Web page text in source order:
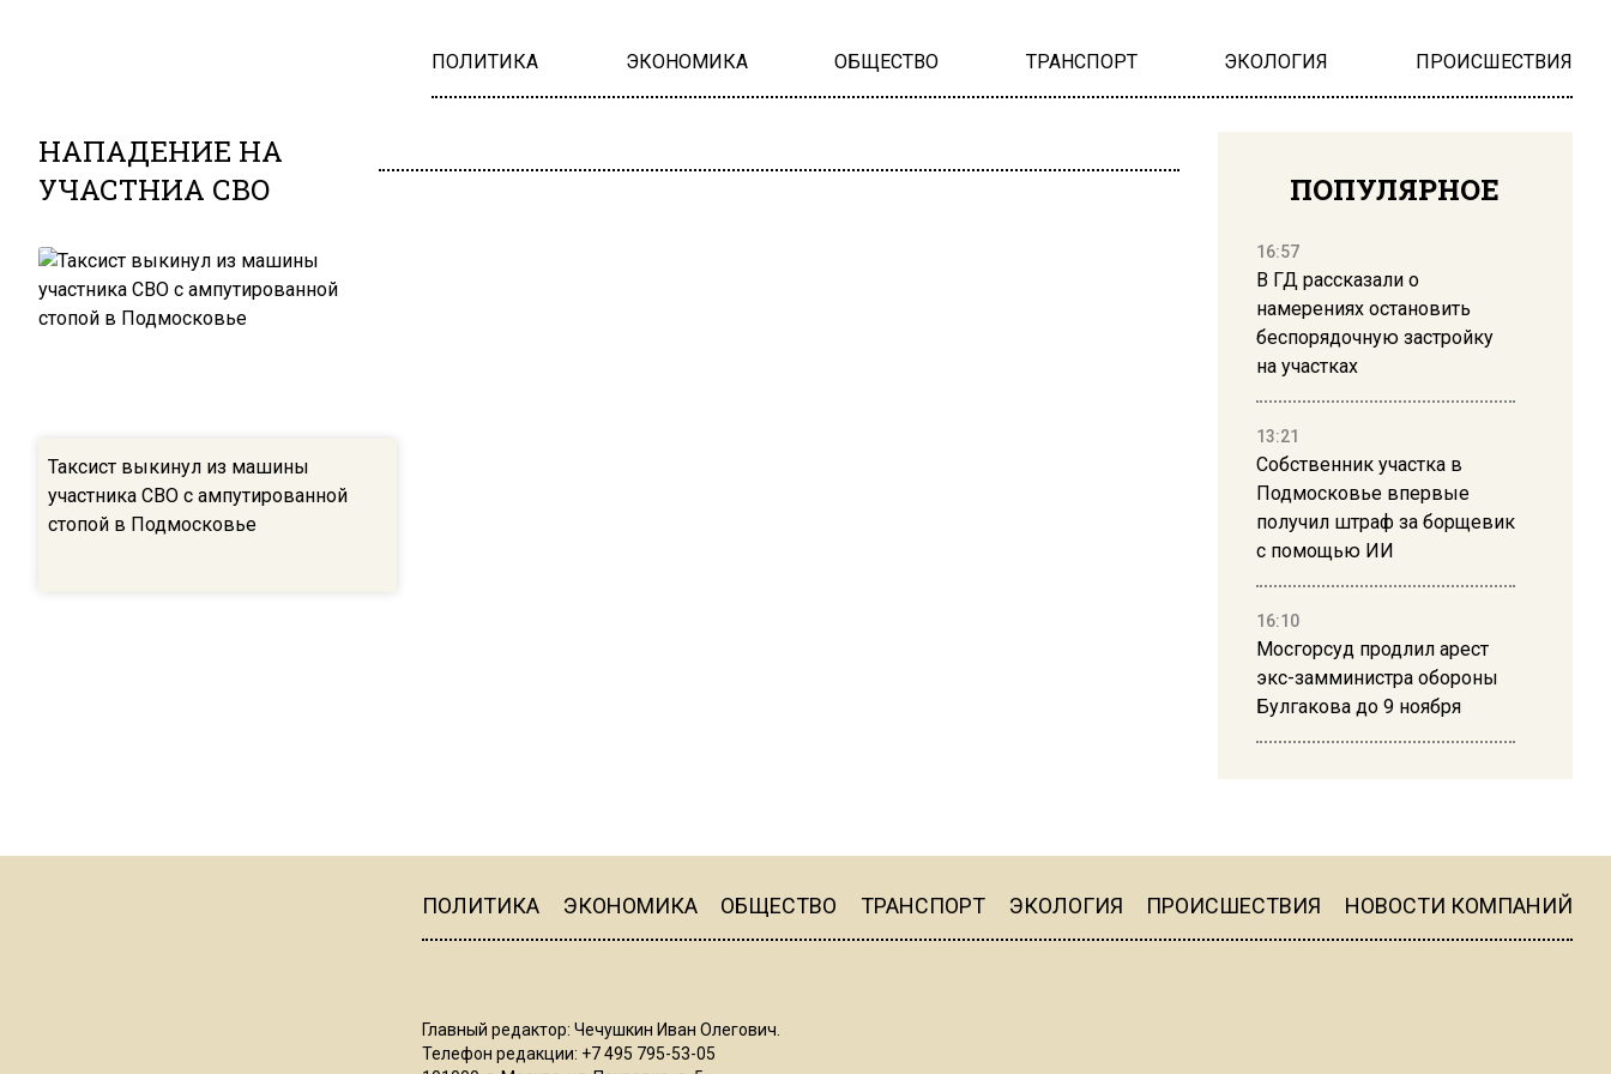
ПОЛИТИКА ЭКОНОМИКА ОБЩЕСТВО ТРАНСПОРТ ЭКОЛОГИЯ ПРОИСШЕСТВИЯ
НАПАДЕНИЕ НА
УЧАСТНИА СВО
Таксист выкинул из машины
участника СВО с ампутированной
стопой в Подмосковье
ПОПУЛЯРНОЕ
16:57
В ГД рассказали о
намерениях остановить
беспорядочную застройку
на участках
13:21
Собственник участка в
Подмосковье впервые
получил штраф за борщевик
с помощью ИИ
16:10
Мосгорсуд продлил арест
экс-замминистра обороны
Булгакова до 9 ноября
16:19
ПОЛИТИКА ЭКОНОМИКА ОБЩЕСТВО ТРАНСПОРТ ЭКОЛОГИЯ ПРОИСШЕСТВИЯ НОВОСТИ КОМПАНИЙ
Главный редактор: Чечушкин Иван Олегович.
Телефон редакции: +7 495 795-53-05